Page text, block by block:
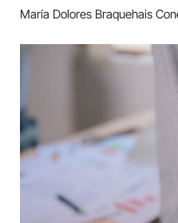
María Dolores Braquehais